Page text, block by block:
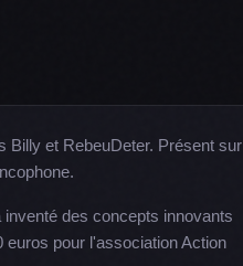
Billy et RebeuDeter. Présent sur
des concepts innovants
pour l'association Action